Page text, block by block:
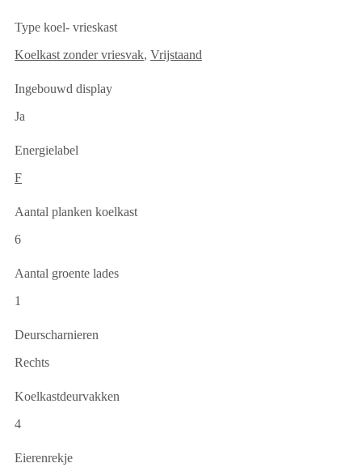
Type koel- vrieskast
Koelkast zonder vriesvak, Vrijstaand
Ingebouwd display
Ja
Energielabel
F
Aantal planken koelkast
6
Aantal groente lades
1
Deurscharnieren
Rechts
Koelkastdeurvakken
4
Eierenrekje